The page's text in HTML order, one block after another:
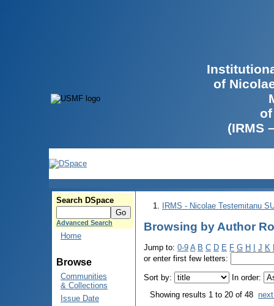
of
(IRMS
Search DSpace
Advanced Search
Home
Browse
Communities
& Collections
Issue Date
IRMS - Nicolae Testemitanu
Browsing by Author
Jump to: 0-9 A B C D E F G H J K
or enter first few letters:
Sort by:
In order:
Showing results 1 to 20 of 48